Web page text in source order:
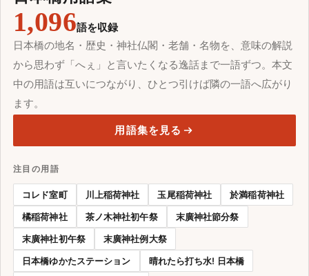
1,096語を収録
日本橋の地名・歴史・神社仏閣・老舗・名物を、意味の解説
から思わず「へぇ」と言いたくなる逸話まで一語ずつ。本文
中の用語は互いにつながり、ひとつ引けば隣の一語へ広がり
ます。
用語集を見る
注目の用語
コレド室町 川上稲荷神社 玉尾稲荷神社
於満稲荷神社
橘稲荷神社
茶ノ木神社初午祭
末廣神社節分祭
末廣神社初午祭
末廣神社例大祭
日本橋ゆかたステーション
晴れたら打ち水! 日本橋